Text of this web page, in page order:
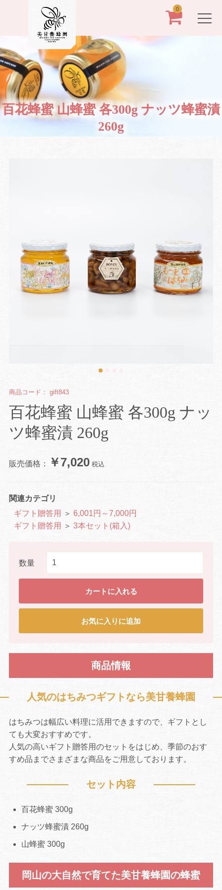
0
百花蜂蜜 山蜂蜜 各300g ナッツ蜂蜜漬
260g
商品コード： gift843
百花蜂蜜 山蜂蜜 各300g ナッ
ツ蜂蜜漬 260g
販売価格： ￥7,020 税込
関連カテゴリ
ギフト贈答用
＞ 6,001円～7,000円
ギフト贈答用
＞ 3本セット(箱入)
数量
カートに入れる
お気に入りに追加
商品情報
人気のはちみつギフトなら美甘養蜂園
はちみつは幅広い料理に活用できますので、ギフトとし
ても大変おすすめです。
人気の高いギフト贈答用のセットをはじめ、季節のおす
すめ品までさまざまな商品をご用意しております。
セット内容
百花蜂蜜 300g
ナッツ蜂蜜漬 260g
山蜂蜜 300g
岡山の大自然で育てた美甘養蜂園の蜂蜜